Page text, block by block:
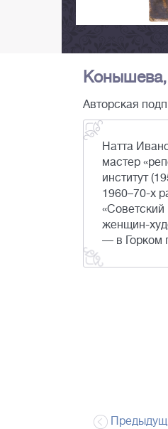
Авторская
Натта
мастер
институт
1960–70-х
«Советский
женщин-
— в Горком